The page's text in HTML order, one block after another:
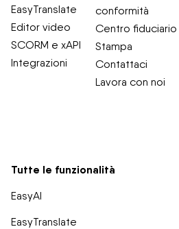
EasyTranslate
Editor video
SCORM e xAPI
Integrazioni
conformità
Centro fiduciario
Stampa
Contattaci
Lavora con noi
Tutte le funzionalità
EasyAI
EasyTranslate